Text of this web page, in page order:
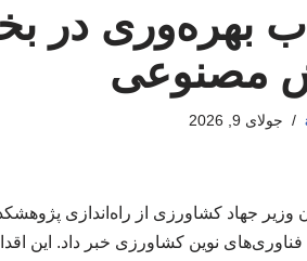
بهره‌وری در
مصنوعی
جولای 9, 2026
وزیر جهاد کشاورزی از راه‌اندازی
نوین کشاورزی خبر داد. این